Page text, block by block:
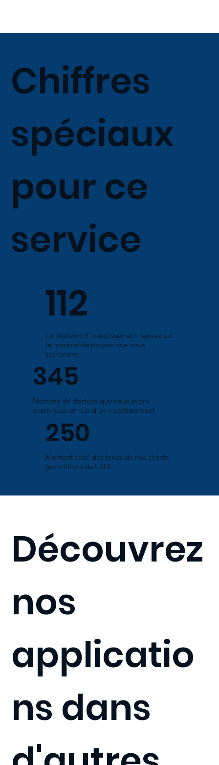
Chiffres
spéciaux
pour ce
service
112
La décision d'investissement repose sur
le nombre de projets que nous
soutenons.
345
Nombre de startups que nous avons
examinées en vue d'un investissement
250
Montant total des fonds de nos clients
(en millions de USD)
Découvrez
nos
applicatio
ns dans